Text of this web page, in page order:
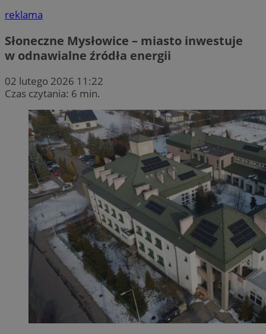
reklama
Słoneczne Mysłowice – miasto inwestuje
w odnawialne źródła energii
02 lutego 2026 11:22
Czas czytania: 6 min.